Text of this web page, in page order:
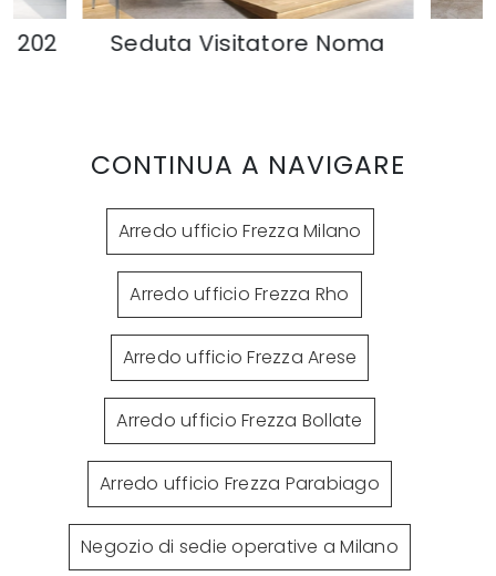
202 Seduta Visitatore Noma
CONTINUA A NAVIGARE
Arredo ufficio Frezza Milano
Arredo ufficio Frezza Rho
Arredo ufficio Frezza Arese
Arredo ufficio Frezza Bollate
Arredo ufficio Frezza Parabiago
Negozio di sedie operative a Milano